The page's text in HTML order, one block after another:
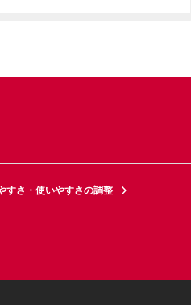
すさ・使いやすさの調整